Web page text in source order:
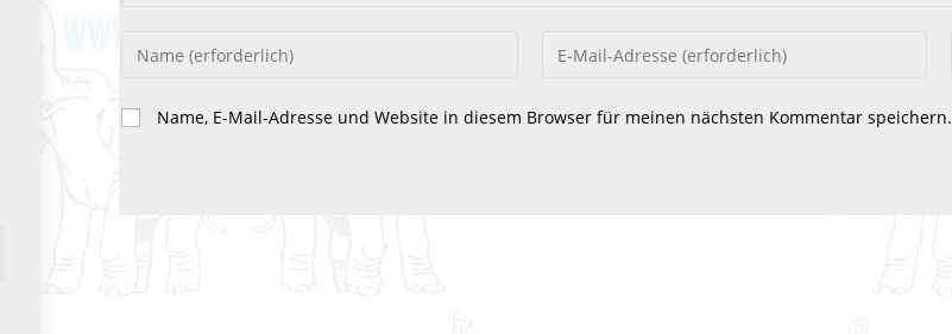
Gib
Namen
oder
Gib
Name, E-Mail-Adresse und Website in diesem Browser für meinen nächsten Kommentar speichern.